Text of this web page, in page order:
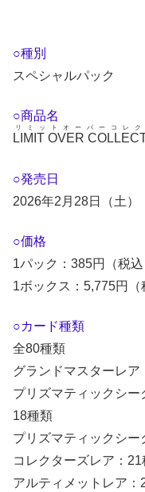
○種別
スペシャルパック
○商品名
LIMIT OVER
リミットオーバーコレ
○発売日
2026年2月28日（土）
○価格
1パック：385円（税込
1ボックス：5,775円（
○カード種類
全80種類
グランドマスターレア
プリズマティックシー
18種類
プリズマティックシ
コレクターズレア：21
アルティメットレア：